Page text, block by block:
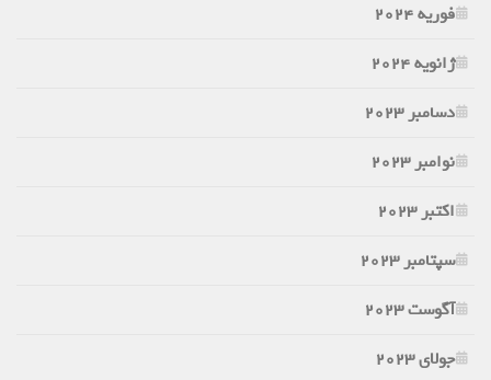
فوریه 2024
ژانویه 2024
دسامبر 2023
نوامبر 2023
اکتبر 2023
سپتامبر 2023
آگوست 2023
جولای 2023